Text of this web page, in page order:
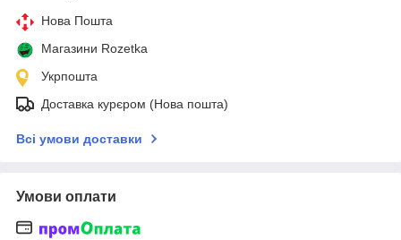
Нова Пошта
Магазини Rozetka
Укрпошта
Доставка курєром (Нова пошта)
Всі умови доставки
Умови оплати